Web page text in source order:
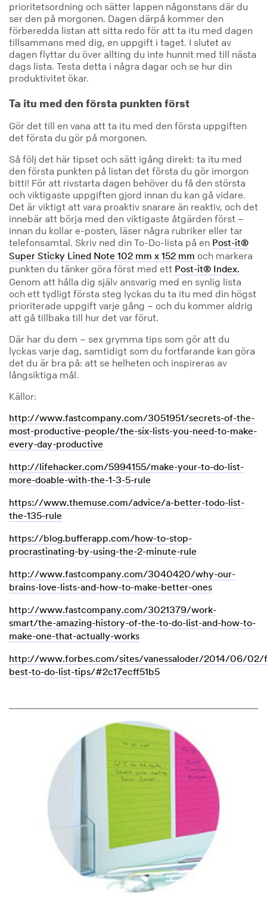
prioritetsordning och sätter lappen någonstans där du
ser den på morgonen. Dagen därpå kommer den
förberedda listan att sitta redo för att ta itu med dagen
tillsammans med dig, en uppgift i taget. I slutet av
dagen flyttar du över allting du inte hunnit med till nästa
dags lista. Testa detta i några dagar och se hur din
produktivitet ökar.
Ta itu med den första punkten först
Gör det till en vana att ta itu med den första uppgiften
det första du gör på morgonen.
Så följ det här tipset och sätt igång direkt: ta itu med
den första punkten på listan det första du gör imorgon
bitti! För att rivstarta dagen behöver du få den största
och viktigaste uppgiften gjord innan du kan gå vidare.
Det är viktigt att vara proaktiv snarare än reaktiv, och det
innebär att börja med den viktigaste åtgärden först –
innan du kollar e-posten, läser några rubriker eller tar
telefonsamtal. Skriv ned din To-Do-lista på en Post-it®
Super Sticky Lined Note 102 mm x 152 mm och markera
punkten du tänker göra först med ett Post-it® Index.
Genom att hålla dig själv ansvarig med en synlig lista
och ett tydligt första steg lyckas du ta itu med din högst
prioriterade uppgift varje gång – och du kommer aldrig
att gå tillbaka till hur det var förut.
Där har du dem – sex grymma tips som gör att du
lyckas varje dag, samtidigt som du fortfarande kan göra
det du är bra på: att se helheten och inspireras av
långsiktiga mål.
Källor:
http://www.fastcompany.com/3051951/secrets-of-the-
most-productive-people/the-six-lists-you-need-to-make-
every-day-productive
http://lifehacker.com/5994155/make-your-to-do-list-
more-doable-with-the-1-3-5-rule
https://www.themuse.com/advice/a-better-todo-list-
the-135-rule
https://blog.bufferapp.com/how-to-stop-
procrastinating-by-using-the-2-minute-rule
http://www.fastcompany.com/3040420/why-our-
brains-love-lists-and-how-to-make-better-ones
http://www.fastcompany.com/3021379/work-
smart/the-amazing-history-of-the-to-do-list-and-how-to-
make-one-that-actually-works
http://www.forbes.com/sites/vanessaloder/2014/06/02/
best-to-do-list-tips/#2c17ecff51b5